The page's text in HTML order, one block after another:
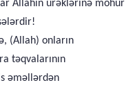
Allahın ürəklərinə möhür
(Allah) onların
təqvalarının
əməllərdən